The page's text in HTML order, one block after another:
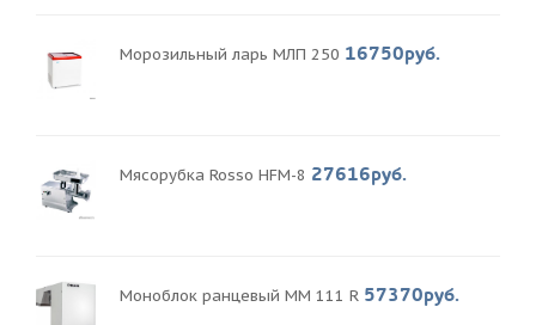
Морозильный ларь МЛП 250 16750руб.
Мясорубка Rosso HFM-8 27616руб.
Моноблок ранцевый MM 111 R 57370руб.